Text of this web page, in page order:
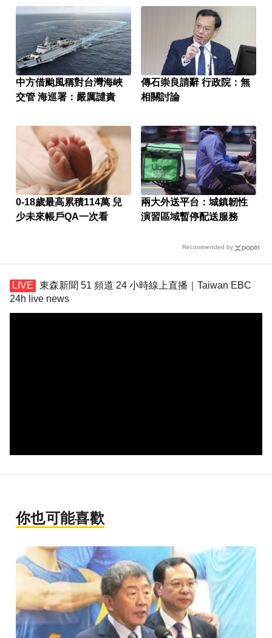
中方借颱風稱對台灣海峽
交管 海巡署：嚴厲譴責
傳石崇良請辭 行政院：無
相關討論
0-18歲最高累積114萬 兒
少未來帳戶QA一次看
兩大外送平台：城鎮韌性
演習區域暫停配送服務
Recommended by
東森新聞 51 頻道 24 小時線上直播｜Taiwan EBC
24h live news
你也可能喜歡